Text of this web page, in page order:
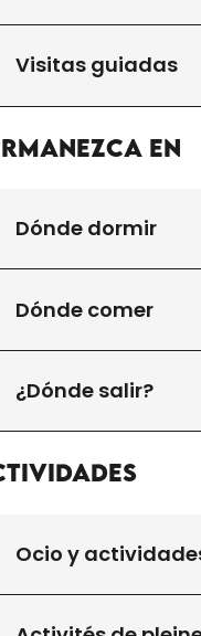
Visitas guiadas
en
Dónde dormir
Dónde comer
¿Dónde salir?
Ocio y